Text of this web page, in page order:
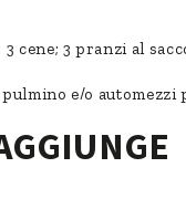
3 cene; 3 pranzi al
pulmino e/o automezzi